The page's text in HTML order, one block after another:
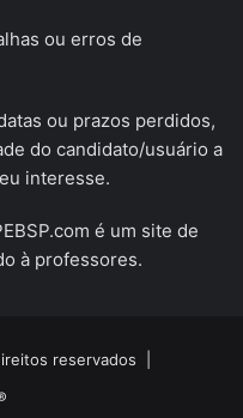
ou erros de
ou prazos perdidos,
do candidato/usuário a
interesse.
é um site de
à professores.
reservados |